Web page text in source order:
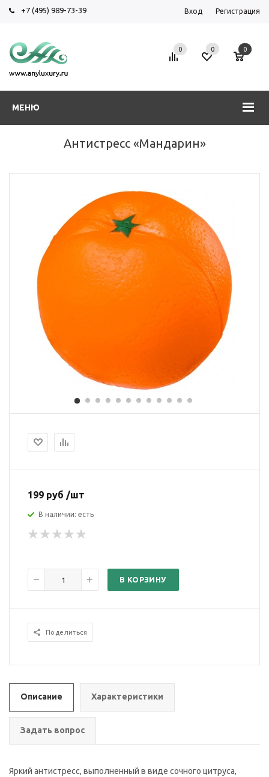
+7 (495) 989-73-39 Вход Регистрация
МЕНЮ
0 0 0
Антистресс «Мандарин»
199 руб /шт
В наличии: есть
В КОРЗИНУ
Поделиться
Описание Характеристики
Задать вопрос
Яркий антистресс, выполненный в виде сочного цитруса,